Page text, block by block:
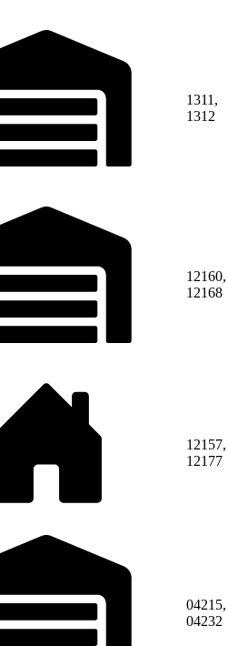
1311,
1312
12160,
12168
12157,
12177
04215,
04232